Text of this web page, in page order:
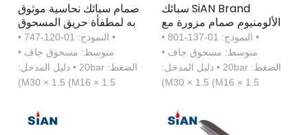
SiAN Brand سبائك
الألومنيوم صمام مزورة مع
جهاز أمان لطفاية حريق
مسحوق جاف
• النموذج: 01-137-801 •
متوسط: مسحوق جاف •
الضغط: 20bar • دليل المدخل:
M30 × 1.5 (M16 × 1.5)
صمام سبائك نحاسية موثوق
به لمطفأة حريق المسحوق
الجاف
• النموذج: 01-120-747 •
متوسط: مسحوق جاف •
الضغط: 20bar • دليل المدخل:
M30 × 1.5 (M16 × 1.5)